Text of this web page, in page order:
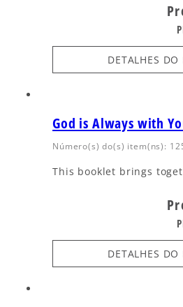
DETALHES DO
God is Always with
Número(s) do(s) item(ns):
This booklet brings
DETALHES DO